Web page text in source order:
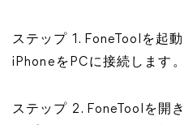
ステップ 1. FoneToolを起
iPhoneをPCに接続します。
ステップ 2. FoneToolを開